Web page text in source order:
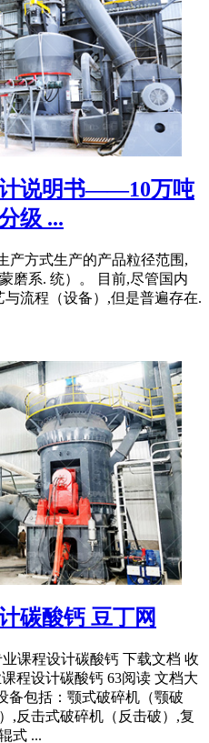
说明书——10万吨
级 ...
产方式生产的产品粒径范围,
磨系. 统）。 目前,尽管国内
流程（设备）,但是普遍存在.
碳酸钙 豆丁网
课程设计碳酸钙 下载文档 收
程设计碳酸钙 63阅读 文档大
备包括：颚式破碎机（颚破
,反击式破碎机（反击破）,复
式 ...